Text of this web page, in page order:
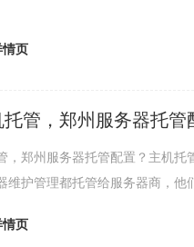
情页
管，郑州服务器托管
，郑州服务器托管配置？主机托
维护管理都托管给服务器商，他
情页